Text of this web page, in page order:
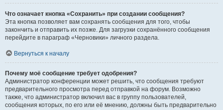
Что означает кнопка «Сохранить» при создании сообщения?
Эта кнопка позволяет вам сохранять сообщения для того, чтобы
закончить и отправить их позже. Для загрузки сохранённого сообщения
перейдите в параграф «Черновики» личного раздела.
Вернуться к началу
Почему моё сообщение требует одобрения?
Администратор конференции может решить, что сообщения требуют
предварительного просмотра перед отправкой на форум. Возможно
также, что администратор включил вас в группу пользователей,
сообщения которых, по его или её мнению, должны быть предварительно